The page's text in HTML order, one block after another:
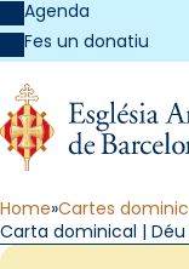
Agenda
Fes un donatiu
Home Cartes
Carta dominical |